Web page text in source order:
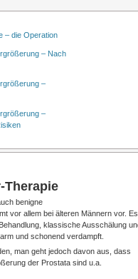
– die Operation
– Nach
–
–
Therapie
benigne
vor allem bei älteren Männern vor.
klassische Ausschälung
und schonend verdampft.
man geht jedoch davon aus, dass
der Prostata sind u.a.